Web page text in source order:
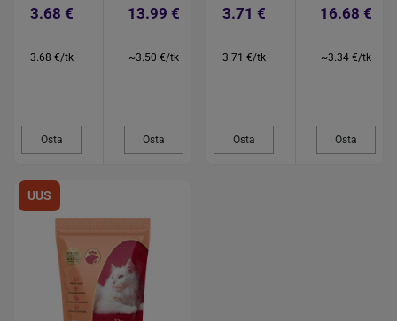
3.68 €
3.68 €/tk
Osta
13.99 €
~3.50 €/tk
Osta
3.71 €
3.71 €/tk
Osta
16.68 €
~3.34 €/tk
Osta
UUS